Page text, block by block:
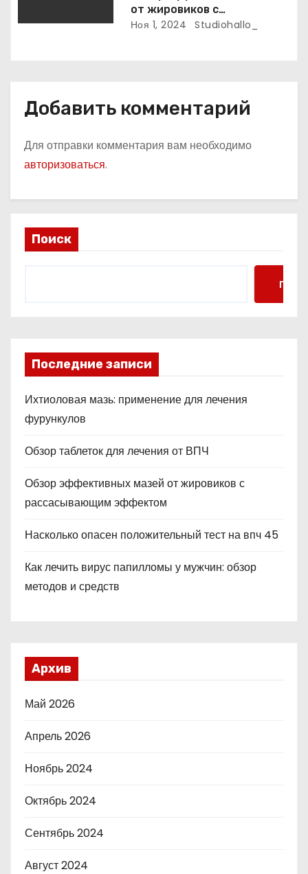
от жировиков с
рассасывающим эффектом
Ноя 1, 2024 Studiohallo_
Добавить комментарий
Для отправки комментария вам необходимо
авторизоваться.
Поиск
Поиск
Последние записи
Ихтиоловая мазь: применение для лечения
фурункулов
Обзор таблеток для лечения от ВПЧ
Обзор эффективных мазей от жировиков с
рассасывающим эффектом
Насколько опасен положительный тест на впч 45
Как лечить вирус папилломы у мужчин: обзор
методов и средств
Архив
Май 2026
Апрель 2026
Ноябрь 2024
Октябрь 2024
Сентябрь 2024
Август 2024